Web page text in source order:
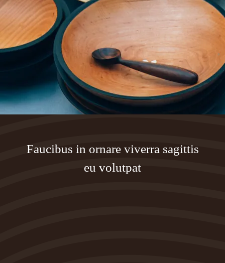
Faucibus in ornare viverra sagittis
eu volutpat